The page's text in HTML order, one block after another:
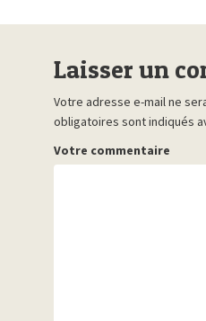
Laisser un
Votre adresse e-mail ne
obligatoires sont indiqués
Votre commentaire